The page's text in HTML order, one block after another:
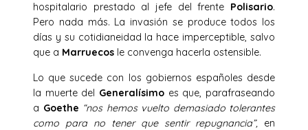
hospitalario prestado al jefe del frente Polisario.
Pero nada más. La invasión se produce todos los
días y su cotidianeidad la hace imperceptible, salvo
que a Marruecos le convenga hacerla ostensible.
Lo que sucede con los gobiernos españoles desde
la muerte del Generalísimo es que, parafraseando
a Goethe “nos hemos vuelto demasiado tolerantes
como para no
tener que sentir repugnancia”, en